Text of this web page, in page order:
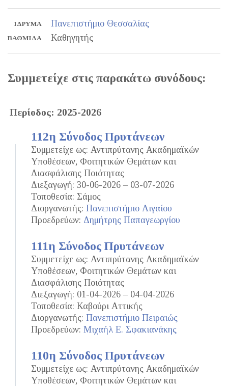
ΊΔΡΥΜΑ Πανεπιστήμιο Θεσσαλίας
ΒΑΘΜΊΔΑ Καθηγητής
Συμμετείχε στις παρακάτω συνόδους:
Περίοδος: 2025-2026
112η Σύνοδος Πρυτάνεων
Συμμετείχε ως: Αντιπρύτανης Ακαδημαϊκών
Υποθέσεων, Φοιτητικών Θεμάτων και
Διασφάλισης Ποιότητας
Διεξαγωγή: 30-06-2026 – 03-07-2026
Τοποθεσία: Σάμος
Διοργανωτής: Πανεπιστήμιο Αιγαίου
Προεδρεύων: Δημήτρης Παπαγεωργίου
111η Σύνοδος Πρυτάνεων
Συμμετείχε ως: Αντιπρύτανης Ακαδημαϊκών
Υποθέσεων, Φοιτητικών Θεμάτων και
Διασφάλισης Ποιότητας
Διεξαγωγή: 01-04-2026 – 04-04-2026
Τοποθεσία: Καβούρι Αττικής
Διοργανωτής: Πανεπιστήμιο Πειραιώς
Προεδρεύων: Μιχαήλ Ε. Σφακιανάκης
110η Σύνοδος Πρυτάνεων
Συμμετείχε ως: Αντιπρύτανης Ακαδημαϊκών
Υποθέσεων, Φοιτητικών Θεμάτων και